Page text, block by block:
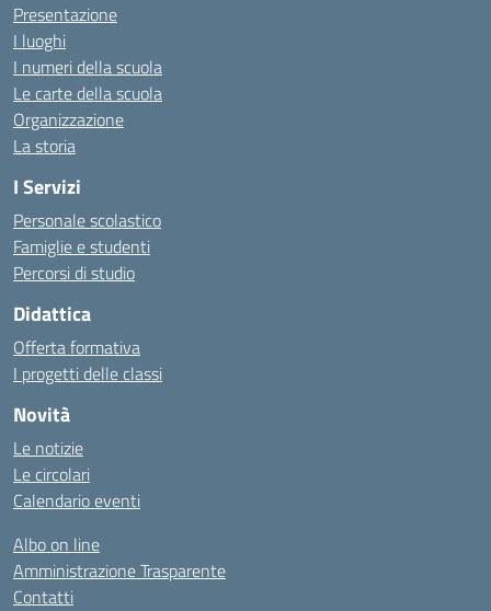
Presentazione
I luoghi
I numeri della scuola
Le carte della scuola
Organizzazione
La storia
I Servizi
Personale scolastico
Famiglie e studenti
Percorsi di studio
Didattica
Offerta formativa
I progetti delle classi
Novità
Le notizie
Le circolari
Calendario eventi
Albo on line
Amministrazione Trasparente
Contatti